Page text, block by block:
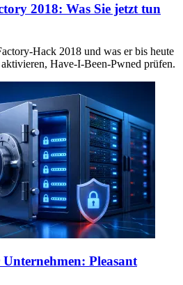
2018: Was Sie jetzt tun
Hack 2018 und was er bis heute
Have-I-Been-Pwned prüfen.
Pleasant